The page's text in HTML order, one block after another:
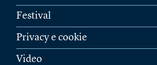
Festival
Privacy e cookie
Video